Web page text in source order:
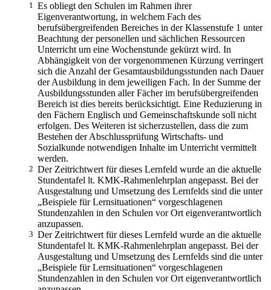
1 Es obliegt den Schulen im Rahmen ihrer
Eigenverantwortung, in welchem Fach des
berufsübergreifenden Bereiches in der Klassenstufe 1 unter
Beachtung der personellen und sächlichen Ressourcen
Unterricht um eine Wochenstunde gekürzt wird. In
Abhängigkeit von der vorgenommenen Kürzung verringert
sich die Anzahl der Gesamtausbildungsstunden nach Dauer
der Ausbildung in dem jeweiligen Fach. In der Summe der
Ausbildungsstunden aller Fächer im berufsübergreifenden
Bereich ist dies bereits berücksichtigt. Eine Reduzierung in
den Fächern Englisch und Gemeinschaftskunde soll nicht
erfolgen. Des Weiteren ist sicherzustellen, dass die zum
Bestehen der Abschlussprüfung Wirtschafts- und
Sozialkunde notwendigen Inhalte im Unterricht vermittelt
werden.
2 Der Zeitrichtwert für dieses Lernfeld wurde an die aktuelle
Stundentafel lt. KMK-Rahmenlehrplan angepasst. Bei der
Ausgestaltung und Umsetzung des Lernfelds sind die unter
„Beispiele für Lernsituationen“ vorgeschlagenen
Stundenzahlen in den Schulen vor Ort eigenverantwortlich
anzupassen.
3 Der Zeitrichtwert für dieses Lernfeld wurde an die aktuelle
Stundentafel lt. KMK-Rahmenlehrplan angepasst. Bei der
Ausgestaltung und Umsetzung des Lernfelds sind die unter
„Beispiele für Lernsituationen“ vorgeschlagenen
Stundenzahlen in den Schulen vor Ort eigenverantwortlich